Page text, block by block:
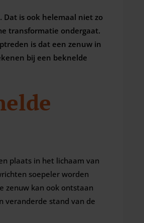
is ook helemaal niet zo
transformatie ondergaat.
is dat een zenuw in
bij een beknelde
plaats in het lichaam van
soepeler worden
zenuw kan ook ontstaan
veranderde stand van de